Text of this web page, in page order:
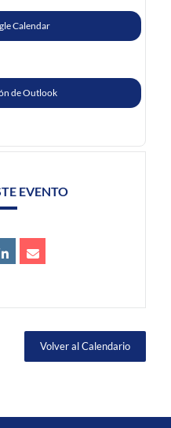
Calendar
de Outlook
EVENTO
Volver al Calendario